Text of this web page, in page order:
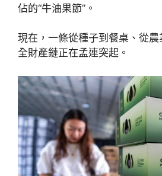
佔的“牛油果節”。
現在，一條從種子到餐桌、從
全財產鏈正在孟連突起。